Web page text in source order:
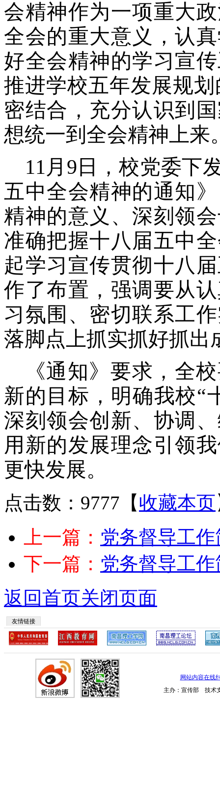
会精神作为一项重大
全会的重大意义，认
好全会精神的学习宣
推进学校五年发展规
密结合，充分认识到
想统一到全会精神上来
11月9日，校党委下
五中全会精神的通知
精神的意义、深刻领
准确把握十八届五中
起学习宣传贯彻十八
作了布置，强调要从
习氛围、密切联系工
落脚点上抓实抓好抓出
《通知》要求，全
新的目标，明确我校“
深刻领会创新、协调
用新的发展理念引领
更快发展。
点击数：9777 【收藏本页
上一篇： 党务督导工
下一篇： 党务督导工
返回首页关闭页面
友情链接
网站内容在线
主办：宣传部 技术